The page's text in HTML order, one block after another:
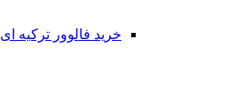
خرید فالوور ترکیه ای